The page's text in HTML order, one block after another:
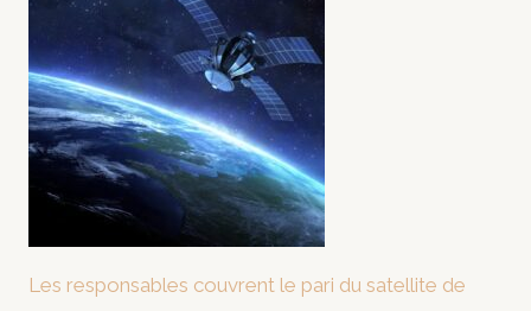
Les responsables couvrent le pari du satellite de